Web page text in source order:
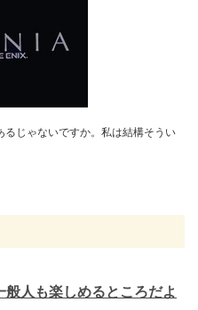
じゃないですか。私は結構そうい
人も楽しめるところだよ